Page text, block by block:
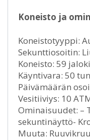
Koneisto ja
Koneistotyyppi:
Sekunttiosoitin:
Koneisto: 59
Käyntivara: 50
Päivämäärän
Vesitiiviys: 10
Ominaisuudet: –
sekuntinäyttö-
Muuta: